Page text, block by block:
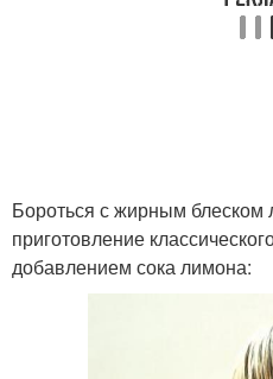
Бороться с жирным блеском
приготовление
добавлением сока лимона: